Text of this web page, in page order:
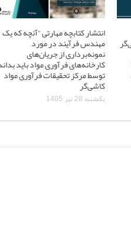
انتشار کتابچه مهارتی “آنچه که یک
مهندس فرآیند در مورد
نمونه‌برداری از جریان‌های
کارخانه‌های فرآوری مواد باید
توسط مرکز تحقیقات فرآوری مواد
کاشی‌گر
یکشنبه 28 تیر 1405